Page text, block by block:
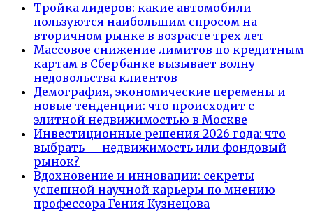
Тройка лидеров: какие автомобили
пользуются наибольшим спросом на
вторичном рынке в возрасте трех лет
Массовое снижение лимитов по кредитным
картам в Сбербанке вызывает волну
недовольства клиентов
Демография, экономические перемены и
новые тенденции: что происходит с
элитной недвижимостью в Москве
Инвестиционные решения 2026 года: что
выбрать — недвижимость или фондовый
рынок?
Вдохновение и инновации: секреты
успешной научной карьеры по мнению
профессора Гения Кузнецова